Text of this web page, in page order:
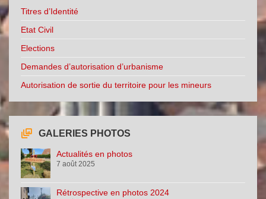
Titres d’Identité
Etat Civil
Elections
Demandes d’autorisation d’urbanisme
Autorisation de sortie du territoire pour les mineurs
GALERIES PHOTOS
Actualités en photos
7 août 2025
Rétrospective en photos 2024